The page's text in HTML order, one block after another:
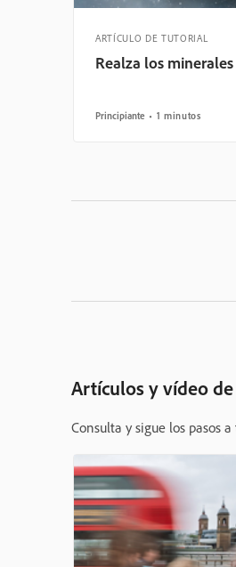
ARTÍCULO DE TUTORIAL
Realza los
Principiante 1 minutos
Artículos y vídeo
Consulta y sigue los pasos